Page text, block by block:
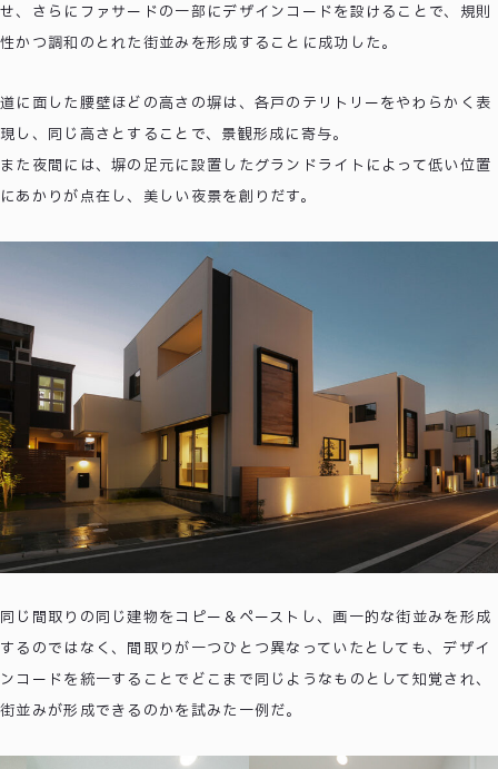
せ、さらにファサードの一部にデザインコードを設けることで、規則
性かつ調和のとれた街並みを形成することに成功した。
道に面した腰壁ほどの高さの塀は、各戸のテリトリーをやわらかく表
現し、同じ高さとすることで、景観形成に寄与。
また夜間には、塀の足元に設置したグランドライトによって低い位置
にあかりが点在し、美しい夜景を創りだす。
同じ間取りの同じ建物をコピー＆ペーストし、画一的な街並みを形成
するのではなく、間取りが一つひとつ異なっていたとしても、デザイ
ンコードを統一することでどこまで同じようなものとして知覚され、
街並みが形成できるのかを試みた一例だ。